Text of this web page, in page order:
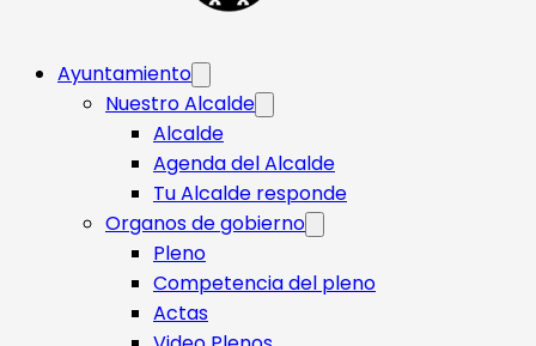
Ayuntamiento
Nuestro Alcalde
Alcalde
Agenda del Alcalde
Tu Alcalde responde​
Organos de gobierno
Pleno
Competencia del pleno
Actas